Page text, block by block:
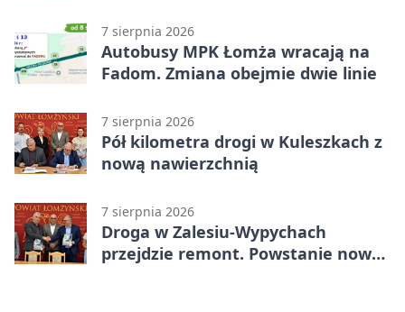
7 sierpnia 2026
Autobusy MPK Łomża wracają na
Fadom. Zmiana obejmie dwie linie
7 sierpnia 2026
Pół kilometra drogi w Kuleszkach z
nową nawierzchnią
7 sierpnia 2026
Droga w Zalesiu-Wypychach
przejdzie remont. Powstanie nowa